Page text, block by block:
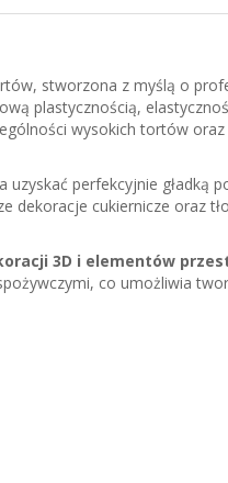
stworzona z myślą o
plastycznością,
wysokich tortów
uzyskać perfekcyjnie gładką
dekoracje cukiernicze oraz
3D i elementów
co umożliwia